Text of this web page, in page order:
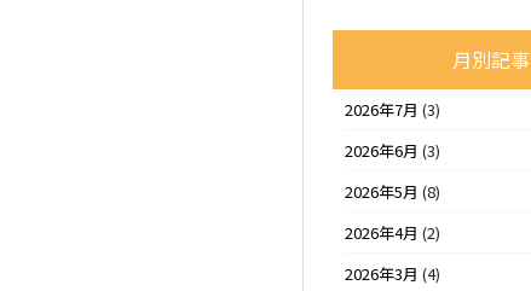
月別記事
2026年7月 (3)
2026年6月 (3)
2026年5月 (8)
2026年4月 (2)
2026年3月 (4)